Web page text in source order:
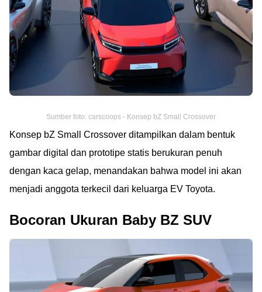
Sumber foto: carscoops - Konsep bZ Small Crossover
Konsep bZ Small Crossover ditampilkan dalam bentuk
gambar digital dan prototipe statis berukuran penuh
dengan kaca gelap, menandakan bahwa model ini akan
menjadi anggota terkecil dari keluarga EV Toyota.
Bocoran Ukuran Baby BZ SUV